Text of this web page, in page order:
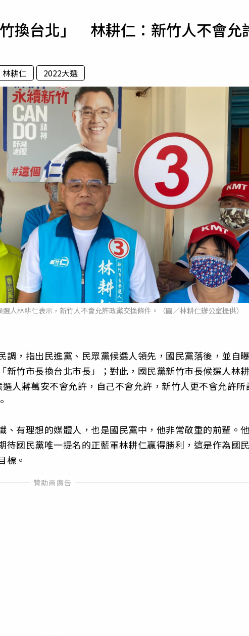
運勢
換台北」 林耕仁：新竹人不會允
林耕仁 2022大選
人林耕仁表示，新竹人不會允許政黨交換條件。（圖／林耕仁辦公室提供）
調，指出民進黨、民眾黨候選人領先，國民黨落後，並自
新竹市長換台北市長」；對此，國民黨新竹市長候選人林
人蔣萬安不會允許，自己不會允許，新竹人更不會允許所
、有理想的媒體人，也是國民黨中，他非常敬重的前輩。
待國民黨唯一提名的正藍軍林耕仁贏得勝利，這是作為國
標。